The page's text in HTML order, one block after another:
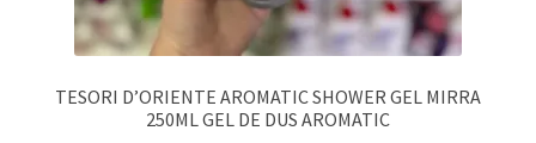
TESORI D’ORIENTE AROMATIC SHOWER GEL MIRRA
250ML GEL DE DUS AROMATIC